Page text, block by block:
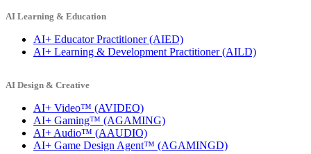
AI Learning & Education
AI+ Educator Practitioner(AIED)
AI+ Learning & Development Practitioner(AILD)
AI Design & Creative
AI+ Video™ (AVIDEO)
AI+ Gaming™ (AGAMING)
AI+ Audio™ (AAUDIO)
AI+ Game Design Agent™ (AGAMINGD)